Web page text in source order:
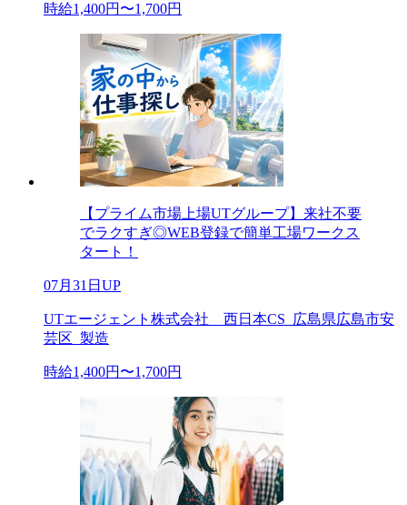
時給1,400円〜1,700円
【プライム市場上場UTグループ】来社不要
でラクすぎ◎WEB登録で簡単工場ワークス
タート！
07月31日UP
UTエージェント株式会社 西日本CS_広島県広島市安
芸区_製造
時給1,400円〜1,700円